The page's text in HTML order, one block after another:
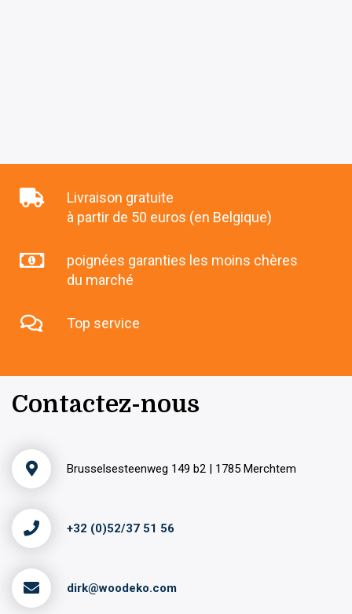
Livraison gratuite
à partir de 50 euros (en Belgique)
poignées garanties les moins chères
du marché
Top service
Contactez-nous
Brusselsesteenweg 149 b2 | 1785 Merchtem
+32 (0)52/37 51 56
dirk@woodeko.com